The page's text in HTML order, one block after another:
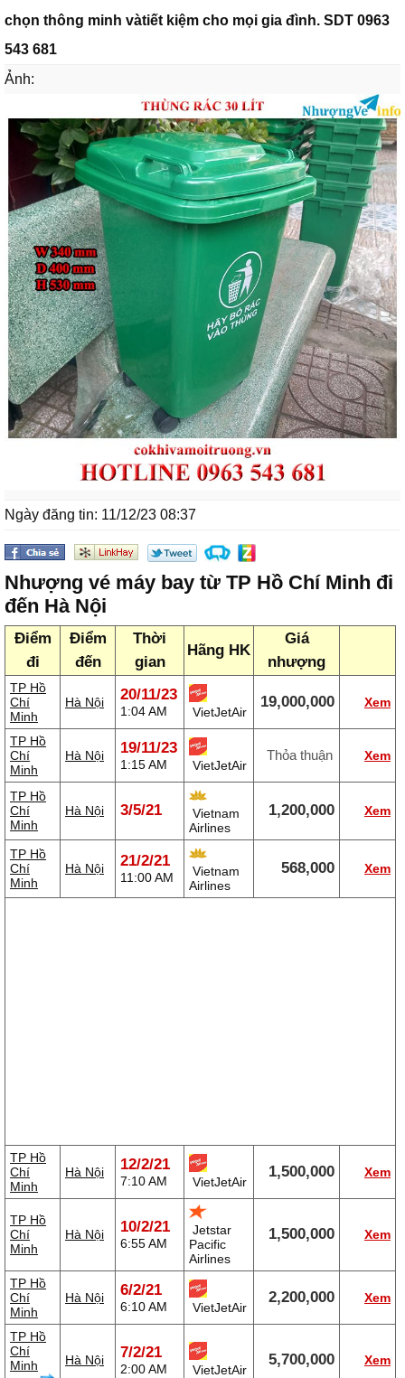
chọn thông minh vàtiết kiệm cho mọi gia đình. SDT 0963
543 681
Ảnh:
Ngày đăng tin: 11/12/23 08:37
Nhượng vé máy bay từ TP Hồ Chí Minh đi
đến Hà Nội
Điểm
đi
Điểm
đến
Thời
gian
Hãng HK
Giá
nhượng
TP Hồ
Chí
Minh
Hà Nội 20/11/23
1:04 AM VietJetAir
19,000,000 Xem
TP Hồ
Chí
Minh
Hà Nội 19/11/23
1:15 AM VietJetAir
Thỏa thuận Xem
TP Hồ
Chí
Minh
Hà Nội 3/5/21
Vietnam
Airlines
1,200,000 Xem
TP Hồ
Chí
Minh
Hà Nội 21/2/21
11:00 AM
Vietnam
Airlines
568,000 Xem
TP Hồ
Chí
Minh
Hà Nội 12/2/21
7:10 AM VietJetAir
1,500,000 Xem
TP Hồ
Chí
Minh
Hà Nội 10/2/21
6:55 AM
Jetstar
Pacific
Airlines
1,500,000 Xem
TP Hồ
Chí
Minh
Hà Nội 6/2/21
6:10 AM VietJetAir
2,200,000 Xem
TP Hồ
Chí
Minh
Hà Nội 7/2/21
2:00 AM VietJetAir
5,700,000 Xem